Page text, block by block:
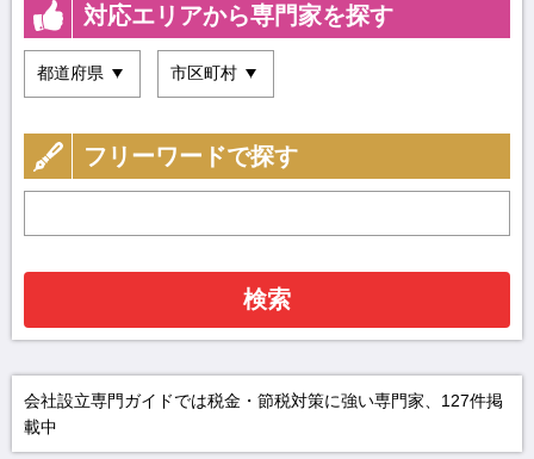
対応エリアから専門家を探す
フリーワードで探す
検索
会社設立専門ガイドでは税金・節税対策に強い専門家、127件掲
載中